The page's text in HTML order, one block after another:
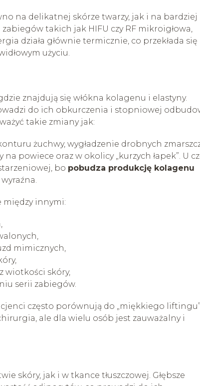
na delikatnej skórze twarzy, jak i na bardziej
takich jak HIFU czy RF mikroigłowa,
działa głównie termicznie, co przekłada się
użyciu.
znajdują się włókna kolagenu i elastyny.
do ich obkurczenia i stopniowej
takie zmiany jak:
żuchwy, wygładzenie drobnych
powiece oraz w okolicy „kurzych łapek”. U
bo pobudza produkcję kolagenu
innymi:
mimicznych,
wiotkości skóry,
serii zabiegów.
często porównują do „miękkiego
ale dla wielu osób jest zauważalny i
skóry, jak i w tkance tłuszczowej. Głębsze